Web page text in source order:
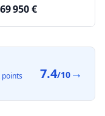
950 €
7.4/10 →